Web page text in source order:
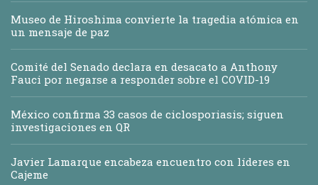
Museo de Hiroshima convierte la tragedia atómica en
un mensaje de paz
Comité del Senado declara en desacato a Anthony
Fauci por negarse a responder sobre el COVID-19
México confirma 33 casos de ciclosporiasis; siguen
investigaciones en QR
Javier Lamarque encabeza encuentro con líderes en
Cajeme